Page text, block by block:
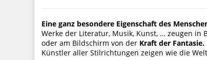
Eine ganz besondere Eigenschaft des
Werke der Literatur, Musik, Kunst, … zeugen in
oder am Bildschirm von der Kraft der Fantasie.
Künstler aller Stilrichtungen zeigen wie die